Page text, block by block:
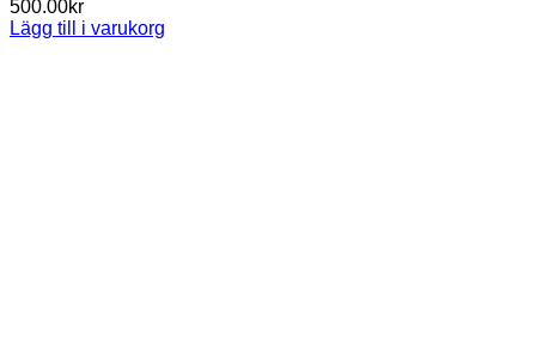
500.00kr
Lägg till i varukorg